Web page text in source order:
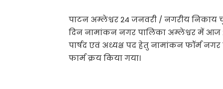
पाटन अम्लेश्वर 24 जनवरी / नगरीय
दिन नामांकन नगर पालिका अम्लेश्वर में आज
पार्षद एवं अध्यक्ष पद हेतु नामांकन फॉर्म
फार्म क्रय किया गया।